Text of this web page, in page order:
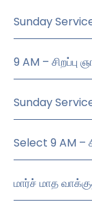
Sunday
9 AM –
Sunday
Select 9 AM –
மார்ச் மாத